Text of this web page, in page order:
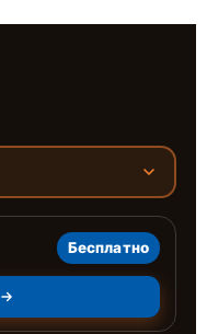
Бесплатно